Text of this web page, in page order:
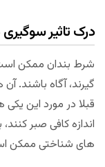
درک تاثیر
شرط بندان ممکن است
گیرند، آگاه باشند.
قبلا در مورد این
اندازه کافی صبر
های شناختی ممکن